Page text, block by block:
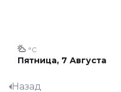
Пятница, 7 Августа
°C
Назад